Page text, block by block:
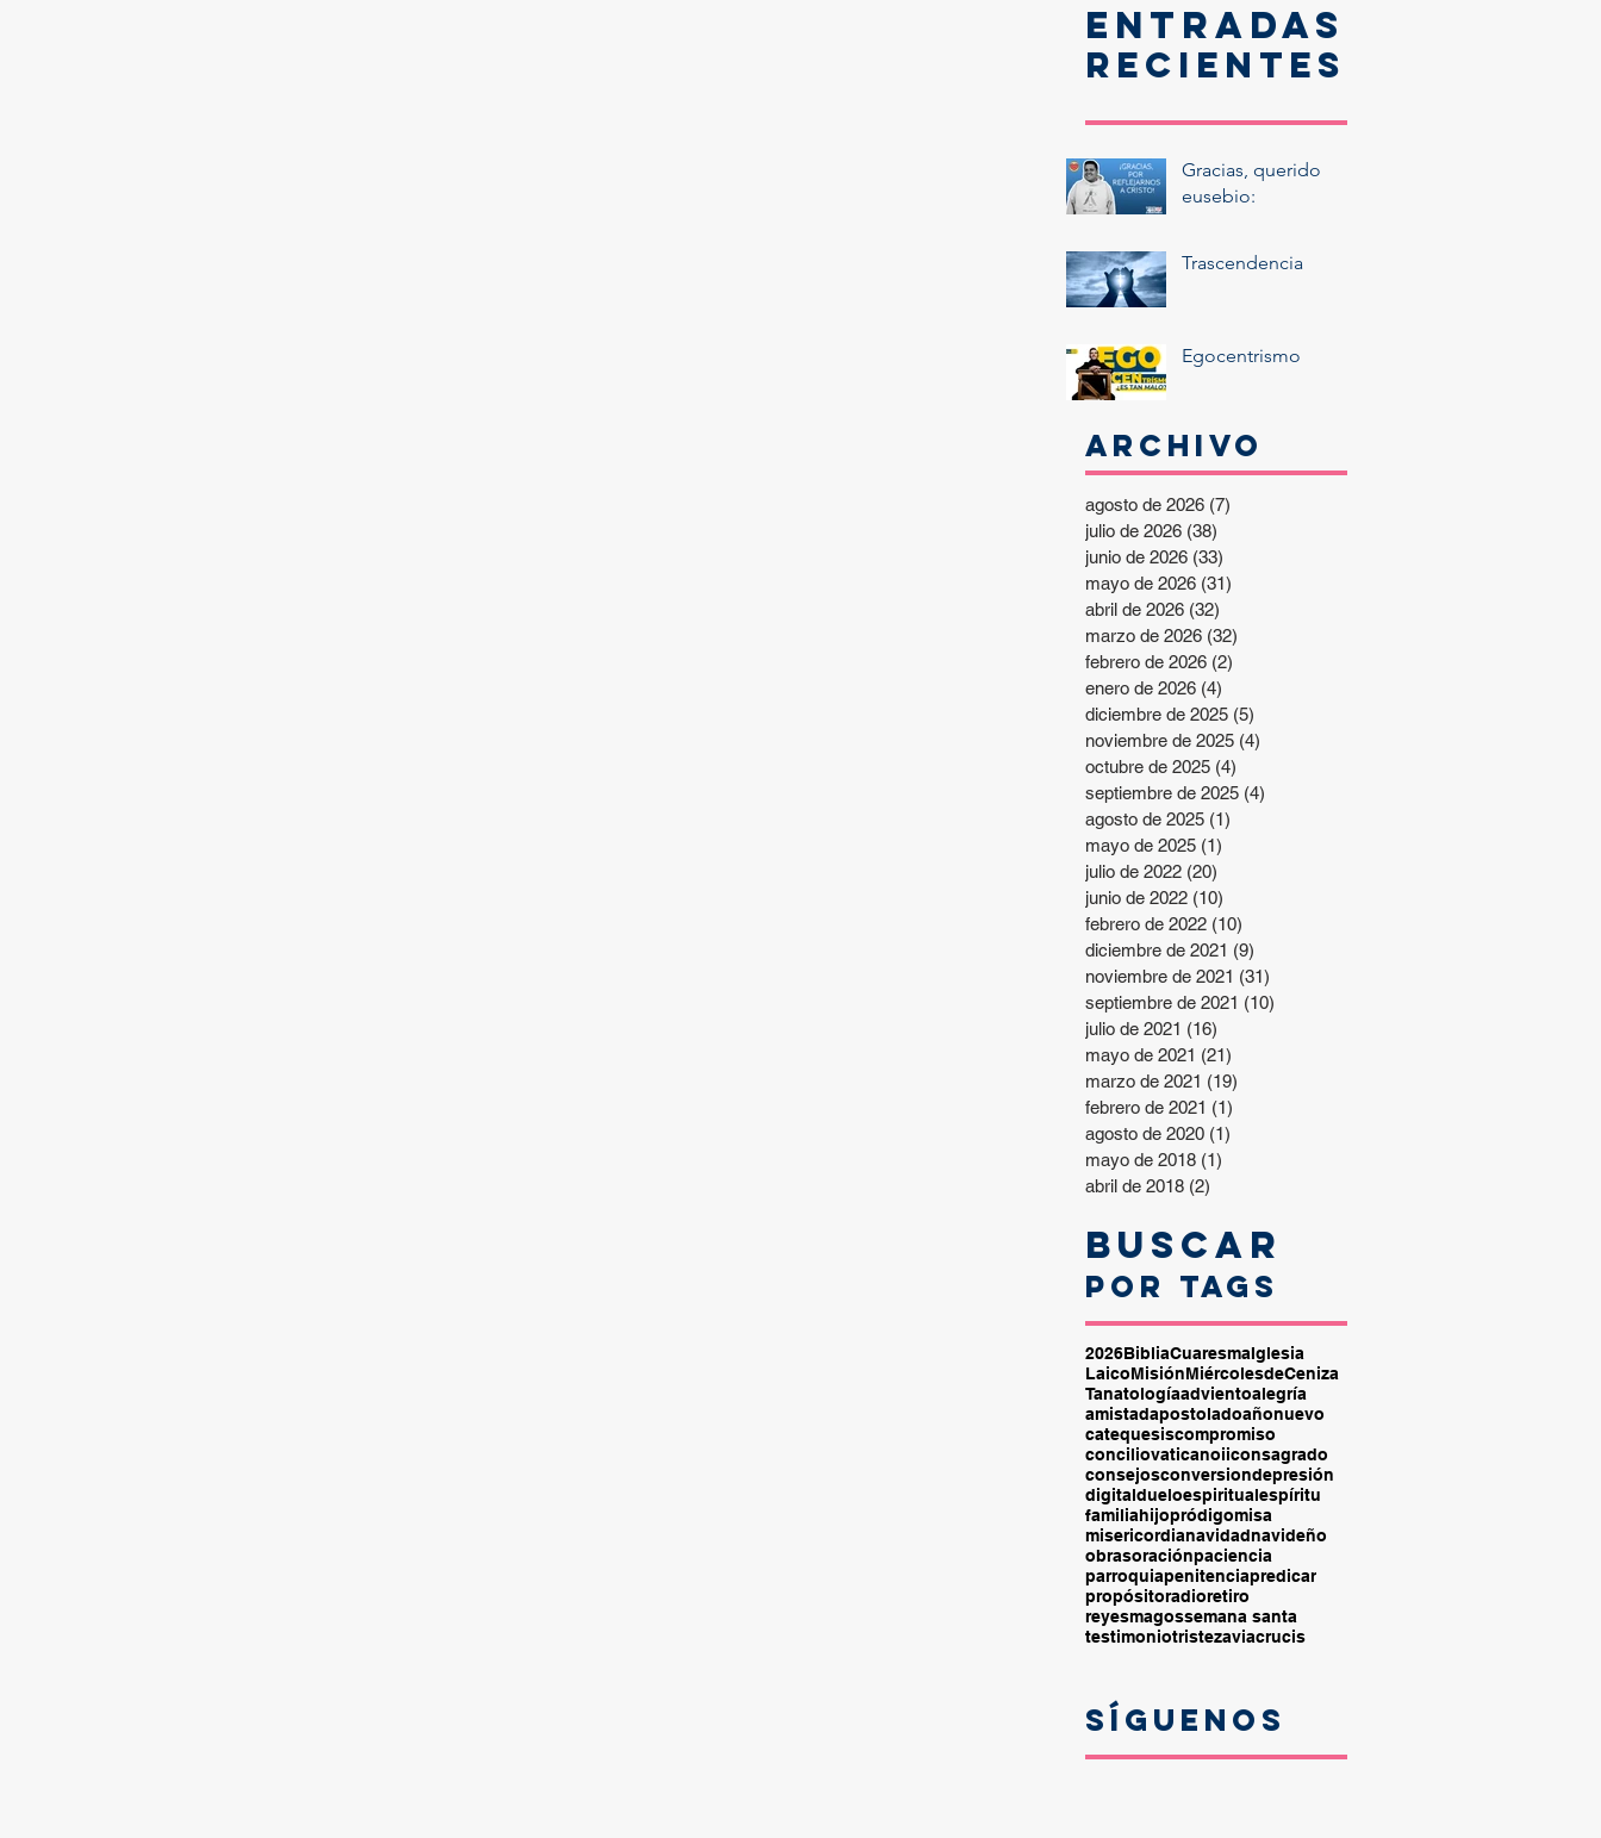
Entradas
recientes
Gracias, querido
eusebio:
Trascendencia
Egocentrismo
Archivo
agosto de 2026 (7)
julio de 2026 (38)
junio de 2026 (33)
mayo de 2026 (31)
abril de 2026 (32)
marzo de 2026 (32)
febrero de 2026 (2)
enero de 2026 (4)
diciembre de 2025 (5)
noviembre de 2025 (4)
octubre de 2025 (4)
septiembre de 2025 (4)
agosto de 2025 (1)
mayo de 2025 (1)
julio de 2022 (20)
junio de 2022 (10)
febrero de 2022 (10)
diciembre de 2021 (9)
noviembre de 2021 (31)
septiembre de 2021 (10)
julio de 2021 (16)
mayo de 2021 (21)
marzo de 2021 (19)
febrero de 2021 (1)
agosto de 2020 (1)
mayo de 2018 (1)
abril de 2018 (2)
Buscar
por tags
2026BibliaCuaresmaIglesia
LaicoMisiónMiércolesdeCeniza
Tanatologíaadvientoalegría
amistadapostoladoañonuevo
catequesiscompromiso
conciliovaticanoiiconsagrado
consejosconversiondepresión
digitaldueloespiritualespíritu
familiahijopródigomisa
misericordianavidadnavideño
obrasoraciónpaciencia
parroquiapenitenciapredicar
propósitoradioretiro
reyesmagossemana santa
testimoniotristezaviacrucis
Síguenos